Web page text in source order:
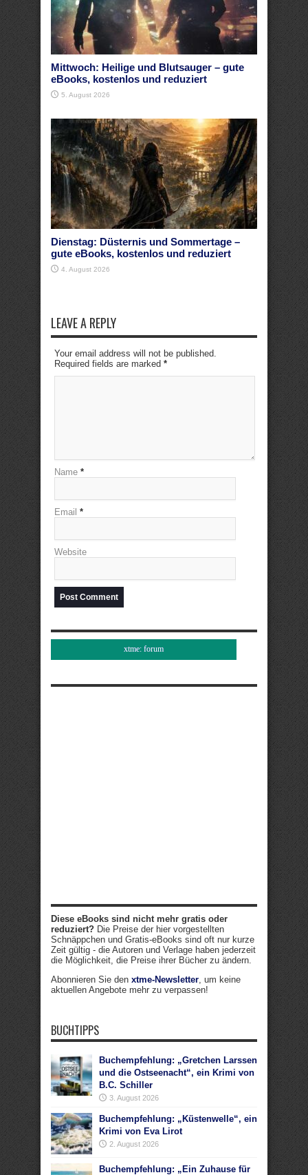
Mittwoch: Heilige und Blutsauger – gute
eBooks, kostenlos und reduziert
5. August 2026
Dienstag: Düsternis und Sommertage –
gute eBooks, kostenlos und reduziert
4. August 2026
LEAVE A REPLY
Your email address will not be published.
Required fields are marked *
Name *
Email *
Website
xtme: forum
Diese eBooks sind nicht mehr gratis oder
reduziert? Die Preise der hier vorgestellten
Schnäppchen und Gratis-eBooks sind oft nur kurze
Zeit gültig - die Autoren und Verlage haben jederzeit
die Möglichkeit, die Preise ihrer Bücher zu ändern.
Abonnieren Sie den xtme-Newsletter, um keine
aktuellen Angebote mehr zu verpassen!
BUCHTIPPS
Buchempfehlung: „Gretchen Larssen
und die Ostseenacht“, ein Krimi von
B.C. Schiller
3. August 2026
Buchempfehlung: „Küstenwelle“, ein
Krimi von Eva Lirot
2. August 2026
Buchempfehlung: „Ein Zuhause für